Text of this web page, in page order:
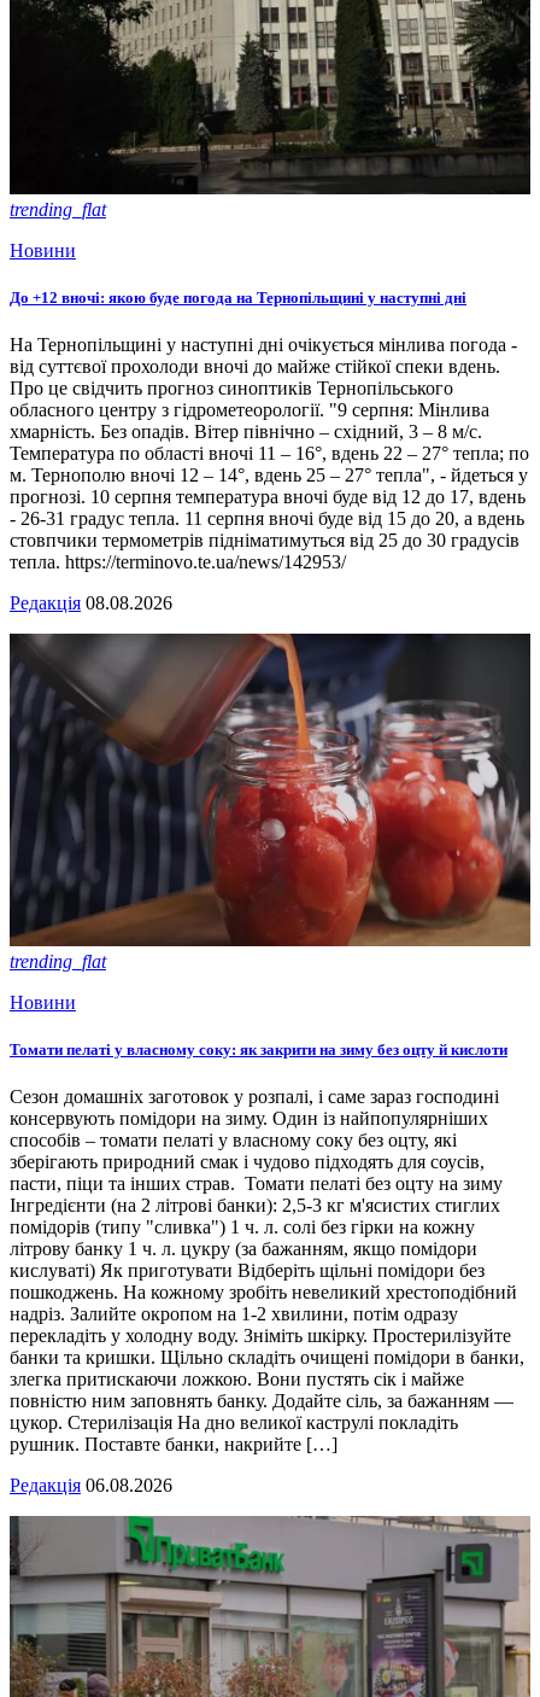
trending_flat
Новини
До +12 вночі: якою буде погода на Тернопільщині у наступні дні
На Тернопільщині у наступні дні очікується мінлива погода -
від суттєвої прохолоди вночі до майже стійкої спеки вдень.
Про це свідчить прогноз синоптиків Тернопільського
обласного центру з гідрометеорології. "9 серпня: Мінлива
хмарність. Без опадів. Вітер північно – східний, 3 – 8 м/с.
Температура по області вночі 11 – 16°, вдень 22 – 27° тепла; по
м. Тернополю вночі 12 – 14°, вдень 25 – 27° тепла", - йдеться у
прогнозі. 10 серпня температура вночі буде від 12 до 17, вдень
- 26-31 градус тепла. 11 серпня вночі буде від 15 до 20, а вдень
стовпчики термометрів підніматимуться від 25 до 30 градусів
тепла. https://terminovo.te.ua/news/142953/
Редакція 08.08.2026
trending_flat
Новини
Томати пелаті у власному соку: як закрити на зиму без оцту й кислоти
Сезон домашніх заготовок у розпалі, і саме зараз господині
консервують помідори на зиму. Один із найпопулярніших
способів – томати пелаті у власному соку без оцту, які
зберігають природний смак і чудово підходять для соусів,
пасти, піци та інших страв. Томати пелаті без оцту на зиму
Інгредієнти (на 2 літрові банки): 2,5-3 кг м'ясистих стиглих
помідорів (типу "сливка") 1 ч. л. солі без гірки на кожну
літрову банку 1 ч. л. цукру (за бажанням, якщо помідори
кислуваті) Як приготувати Відберіть щільні помідори без
пошкоджень. На кожному зробіть невеликий хрестоподібний
надріз. Залийте окропом на 1-2 хвилини, потім одразу
перекладіть у холодну воду. Зніміть шкірку. Простерилізуйте
банки та кришки. Щільно складіть очищені помідори в банки,
злегка притискаючи ложкою. Вони пустять сік і майже
повністю ним заповнять банку. Додайте сіль, за бажанням —
цукор. Стерилізація На дно великої каструлі покладіть
рушник. Поставте банки, накрийте […]
Редакція 06.08.2026